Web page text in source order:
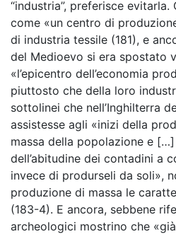
“industria”, preferisce evitarla.
come «un centro di
di industria tessile (181), e
del Medioevo si era spostato
«l’epicentro dell’economia
piuttosto che della loro
sottolinei che nell’Inghilterra
assistesse agli «inizi della
massa della popolazione e […]
dell’abitudine dei contadini a
invece di produrseli da soli»,
produzione di massa le
(183-4). E ancora, sebbene
archeologici mostrino che